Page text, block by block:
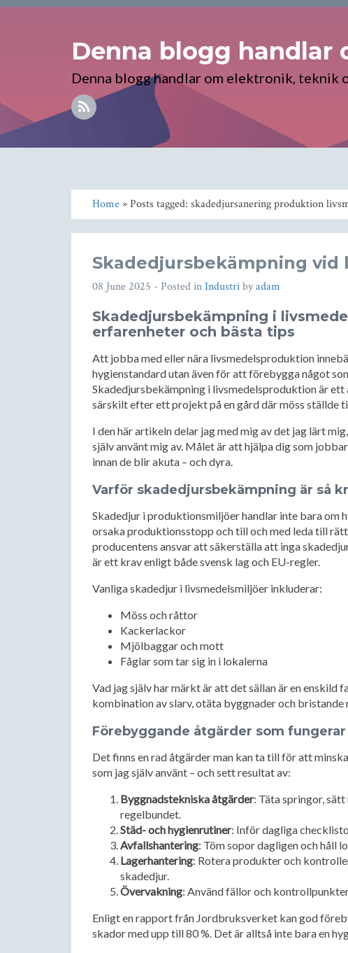
Denna blogg
Denna blogg handlar om elektronik, teknik
Home» Posts tagged: skadedjursanering produktion
Skadedjursbekämpning
08 June 2025 - Posted inIndustribyadam
Skadedjursbekämpning i
erfarenheter och bästa tips
Att jobba med eller nära livsmedelsproduktion
hygienstandard utan även för att förebygga något
Skadedjursbekämpning i livsmedelsproduktion är
särskilt efter ett projekt på en gård där möss ställde
I den här artikeln delar jag med mig av det jag lärt
själv använt mig av. Målet är att hjälpa dig som
innan de blir akuta – och dyra.
Varför skadedjursbekämpning är så
Skadedjur i produktionsmiljöer handlar inte bara om
orsaka produktionsstopp och till och med leda till
producentens ansvar att säkerställa att inga
är ett krav enligt både svensk lag och EU-regler.
Vanliga skadedjur i livsmedelsmiljöer inkluderar:
Möss och råttor
Kackerlackor
Mjölbaggar och mott
Fåglar som tar sig in i lokalerna
Vad jag själv har märkt är att det sällan är en
kombination av slarv, otäta byggnader och bristande
Förebyggande åtgärder som
Det finns en rad åtgärder man kan ta till för att
som jag själv använt – och sett resultat av:
Byggnadstekniska åtgärder: Täta springor,
regelbundet.
Städ- och hygienrutiner: Inför dagliga
Avfallshantering: Töm sopor dagligen och håll
Lagerhantering: Rotera produkter och
skadedjur.
Övervakning: Använd fällor och
Enligt en rapport från Jordbruksverket kan god
skador med upp till 80 %. Det är alltså inte bara en